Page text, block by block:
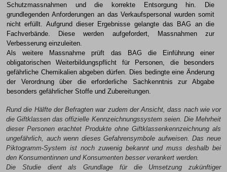
Schutzmassnahmen und die korrekte Entsorgung hin. Die
grundlegenden Anforderungen an das Verkaufspersonal wurden somit
nicht erfüllt. Aufgrund dieser Ergebnisse gelangte das BAG an die
Fachverbände. Diese werden aufgefordert, Massnahmen zur
Verbesserung einzuleiten.
Als weitere Massnahme prüft das BAG die Einführung einer
obligatorischen Weiterbildungspflicht für Personen, die besonders
gefährliche Chemikalien abgeben dürfen. Dies bedingte eine Änderung
der Verordnung über die erforderliche Sachkenntnis zur Abgabe
besonders gefährlicher Stoffe und Zubereitungen.
Rund die Hälfte der Befragten war zudem der Ansicht, dass nach wie vor
die Giftklassen das offizielle Kennzeichnungssystem seien. Die Mehrheit
dieser Personen erachtet Produkte ohne Giftklassenkennzeichnung als
ungefährlich, auch wenn dieses Gefahrensymbole aufweisen. Das neue
Piktogramm-System ist noch zuwenig bekannt und muss deshalb bei
den Konsumentinnen und Konsumenten besser verankert werden.
Die Studie dient als Grundlage für die Umsetzung zukünftiger